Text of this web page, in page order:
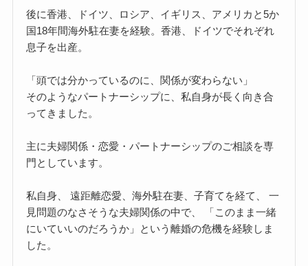
後に香港、ドイツ、ロシア、イギリス、アメリカと5か
国18年間海外駐在妻を経験。香港、ドイツでそれぞれ
息子を出産。
「頭では分かっているのに、関係が変わらない」
そのようなパートナーシップに、私自身が長く向き合
ってきました。
主に夫婦関係・恋愛・パートナーシップのご相談を専
門としています。
私自身、 遠距離恋愛、海外駐在妻、子育てを経て、 一
見問題のなさそうな夫婦関係の中で、 「このまま一緒
にいていいのだろうか」という離婚の危機を経験しま
した。